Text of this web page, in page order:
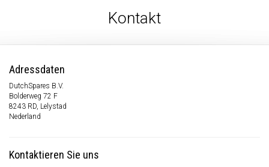
Kontakt
Adressdaten
DutchSpares B.V.
Bolderweg 72 F
8243 RD, Lelystad
Nederland
Kontaktieren Sie uns